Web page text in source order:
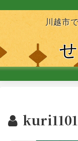
川越市
kuri1101